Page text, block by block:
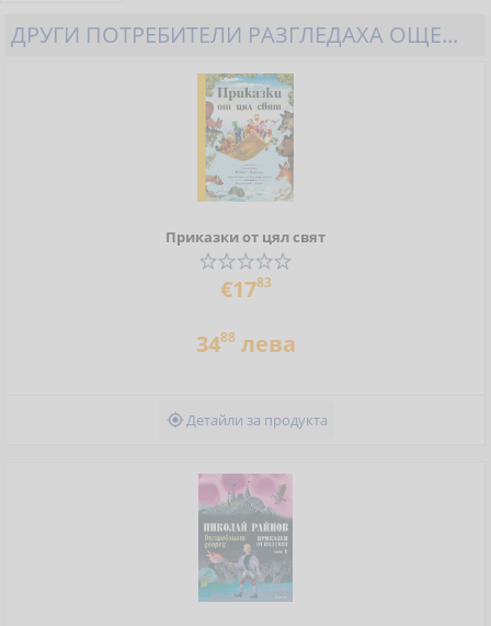
ДРУГИ ПОТРЕБИТЕЛИ РАЗГЛЕДАХА ОЩЕ...
Приказки от цял свят
€1783
3488лева
Детайли за продукта